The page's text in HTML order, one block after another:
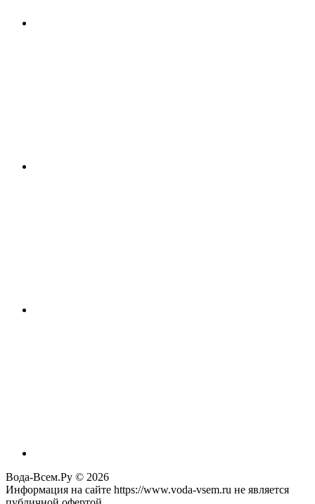
Вода-Всем.Ру © 2026
Информация на сайте https://www.voda-vsem.ru не является